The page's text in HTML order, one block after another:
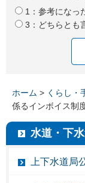
1：参考になっ
3：どちらとも
ホーム > くらし・
係るインボイス制
水道・下
上下水道局